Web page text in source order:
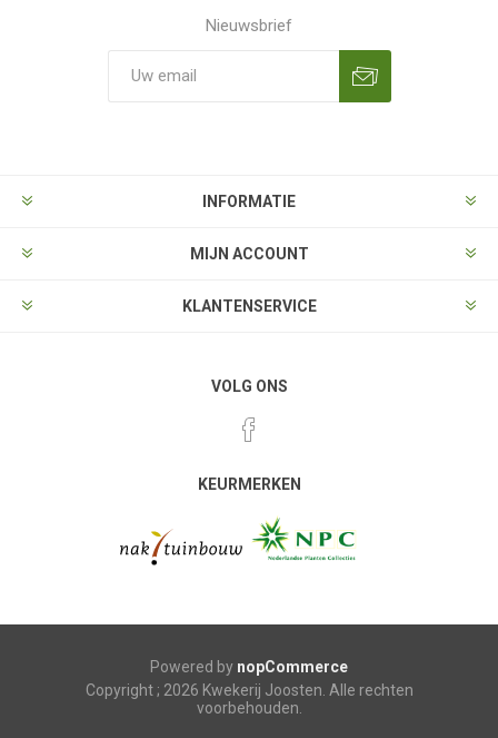
Nieuwsbrief
INFORMATIE
MIJN ACCOUNT
KLANTENSERVICE
VOLG ONS
KEURMERKEN
Powered by nopCommerce
Copyright ; 2026 Kwekerij Joosten. Alle rechten
voorbehouden.